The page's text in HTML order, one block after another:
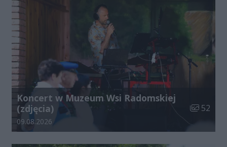
Koncert w Muzeum Wsi Radomskiej
(zdjęcia)
Liczba
52
Data dodania galerii:
09.08.2026